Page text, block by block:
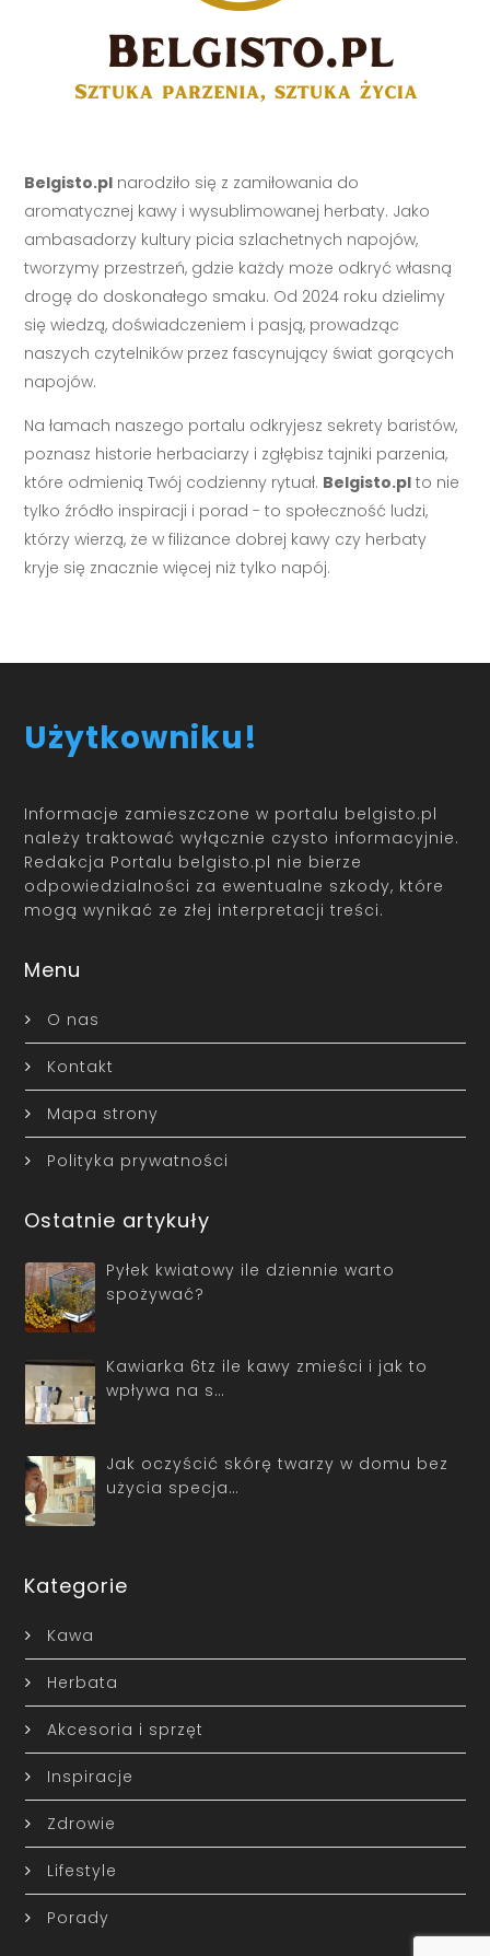
Belgisto.pl narodziło się z zamiłowania do
aromatycznej kawy i wysublimowanej herbaty. Jako
ambasadorzy kultury picia szlachetnych napojów,
tworzymy przestrzeń, gdzie każdy może odkryć własną
drogę do doskonałego smaku. Od 2024 roku dzielimy
się wiedzą, doświadczeniem i pasją, prowadząc
naszych czytelników przez fascynujący świat gorących
napojów.
Na łamach naszego portalu odkryjesz sekrety baristów,
poznasz historie herbaciarzy i zgłębisz tajniki parzenia,
które odmienią Twój codzienny rytuał. Belgisto.pl to nie
tylko źródło inspiracji i porad - to społeczność ludzi,
którzy wierzą, że w filiżance dobrej kawy czy herbaty
kryje się znacznie więcej niż tylko napój.
Użytkowniku!
Informacje zamieszczone w portalu belgisto.pl
należy traktować wyłącznie czysto informacyjnie.
Redakcja Portalu belgisto.pl nie bierze
odpowiedzialności za ewentualne szkody, które
mogą wynikać ze złej interpretacji treści.
Menu
O nas
Kontakt
Mapa strony
Polityka prywatności
Ostatnie artykuły
Pyłek kwiatowy ile dziennie warto
spożywać?
Kawiarka 6tz ile kawy zmieści i jak to
wpływa na s…
Jak oczyścić skórę twarzy w domu bez
użycia specja…
Kategorie
Kawa
Herbata
Akcesoria i sprzęt
Inspiracje
Zdrowie
Lifestyle
Porady